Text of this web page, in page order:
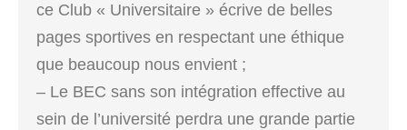
ce Club « Universitaire » écrive de belles
pages sportives en respectant une éthique
que beaucoup nous envient ;
– Le BEC sans son intégration effective au
sein de l’université perdra une grande partie